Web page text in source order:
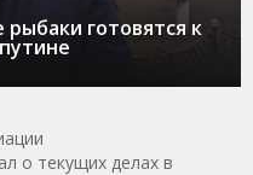
готовятся к
о текущих делах в